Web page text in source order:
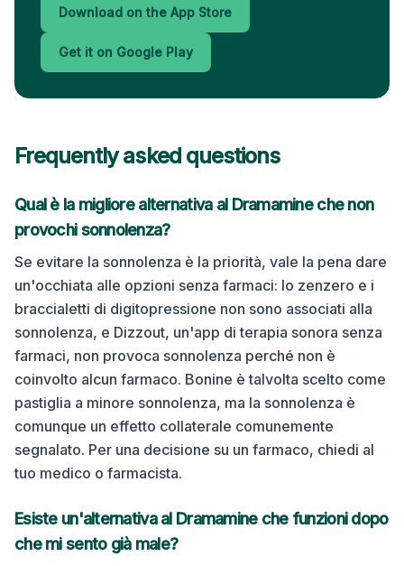
Download on the App Store
Get it on Google Play
Frequently asked questions
Qual è la migliore alternativa al Dramamine che non
provochi sonnolenza?
Se evitare la sonnolenza è la priorità, vale la pena dare
un'occhiata alle opzioni senza farmaci: lo zenzero e i
braccialetti di digitopressione non sono associati alla
sonnolenza, e Dizzout, un'app di terapia sonora senza
farmaci, non provoca sonnolenza perché non è
coinvolto alcun farmaco. Bonine è talvolta scelto come
pastiglia a minore sonnolenza, ma la sonnolenza è
comunque un effetto collaterale comunemente
segnalato. Per una decisione su un farmaco, chiedi al
tuo medico o farmacista.
Esiste un'alternativa al Dramamine che funzioni dopo
che mi sento già male?